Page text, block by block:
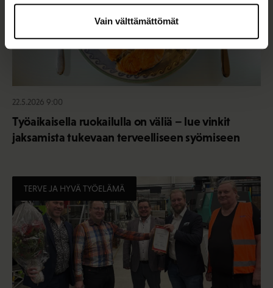
Vain välttämättömät
22.5.2026 9:00
Työaikaisella ruokailulla on väliä – lue vinkit
jaksamista tukevaan terveelliseen syömiseen
TERVE JA HYVÄ TYÖELÄMÄ